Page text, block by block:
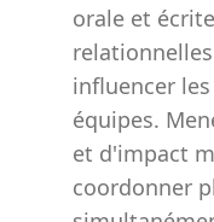
orale et
influencer
équipes.
et d'impact
coordonner